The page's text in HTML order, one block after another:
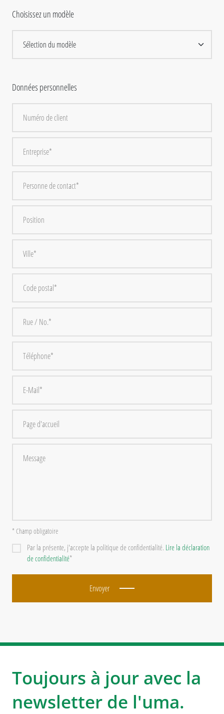
Choisissez un modèle
Données personnelles
* Champ obligatoire
Par la présente, j'accepte la politique de confidentialité. Lire la déclaration
de confidentialité*
Envoyer
Toujours à jour avec la
newsletter de l'uma.